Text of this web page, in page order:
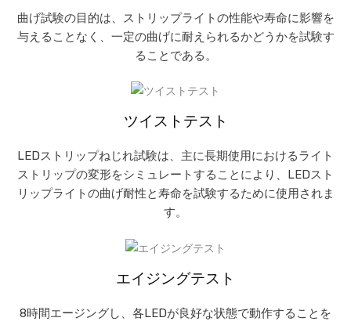
曲げ試験の目的は、ストリップライトの性能や寿命に影響を
与えることなく、一定の曲げに耐えられるかどうかを試験す
ることである。
ツイストテスト
LEDストリップねじれ試験は、主に長期使用におけるライト
ストリップの変形をシミュレートすることにより、LEDスト
リップライトの曲げ耐性と寿命を試験するために使用されま
す。
エイジングテスト
8時間エージングし、各LEDが良好な状態で動作することを